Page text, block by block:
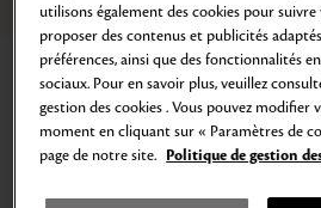
Go
to
slide
1
Go
to
slide
Home Radiant Cream Foundation
RADIANT CREAM
Skincare Infused. Dewy Finish
utilisons également des cookies pour
proposer des contenus et publicités
préférences, ainsi que des fonctionnalités
sociaux. Pour en savoir plus, veuillez
gestion des cookies . Vous pouvez modifier
moment en cliquant sur « Paramètres de
page de notre site. Politique de gestion